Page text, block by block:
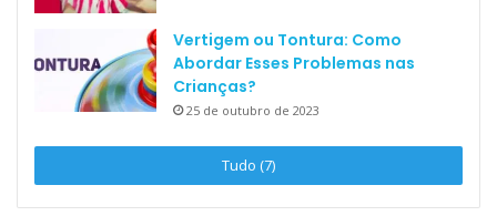
Vertigem ou Tontura: Como
Abordar Esses Problemas nas
Crianças?
25 de outubro de 2023
Tudo (7)